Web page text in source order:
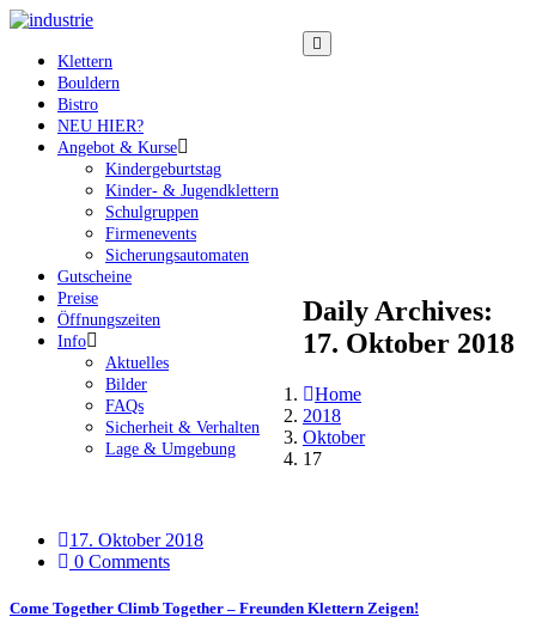
Klettern
Bouldern
Bistro
NEU HIER?
Angebot & Kurse
Kindergeburtstag
Kinder- & Jugendklettern
Schulgruppen
Firmenevents
Sicherungsautomaten
Gutscheine
Preise
Öffnungszeiten
Info
Aktuelles
Bilder
FAQs
Sicherheit & Verhalten
Lage & Umgebung
Daily Archives:
17. Oktober 2018
Home
2018
Oktober
17
17. Oktober 2018
0 Comments
Come Together Climb Together – Freunden Klettern Zeigen!